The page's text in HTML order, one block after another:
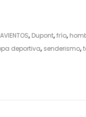
, Dupont,frío,
deportiva, senderismo,